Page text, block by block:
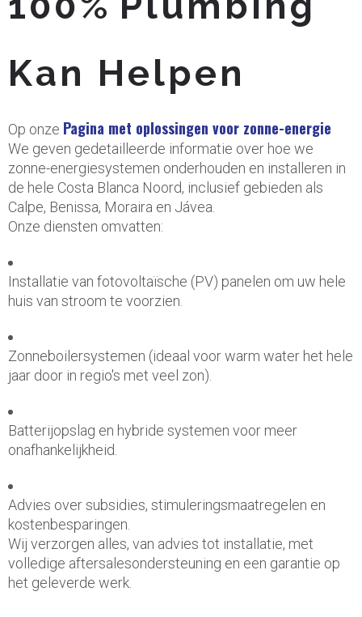
Kan Helpen
Op onze Pagina met oplossingen voor zonne-energie
We geven gedetailleerde informatie over hoe we
zonne-energiesystemen onderhouden en installeren in
de hele Costa Blanca Noord, inclusief gebieden als
Calpe, Benissa, Moraira en Jávea.
Onze diensten omvatten:
Installatie van fotovoltaïsche (PV) panelen om uw hele
huis van stroom te voorzien.
Zonneboilersystemen (ideaal voor warm water het hele
jaar door in regio's met veel zon).
Batterijopslag en hybride systemen voor meer
onafhankelijkheid.
Advies over subsidies, stimuleringsmaatregelen en
kostenbesparingen.
Wij verzorgen alles, van advies tot installatie, met
volledige aftersalesondersteuning en een garantie op
het geleverde werk.